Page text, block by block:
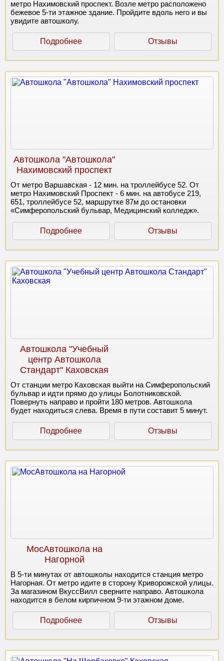
метро Нахимовский проспект. Возле метро расположено
бежевое 5-ти этажное здание. Пройдите вдоль него и вы
увидите автошколу.
Подробнее Отзывы
Автошкола "Автошкола"
Нахимовский проспект
От метро Варшавская - 12 мин. на троллейбусе 52. От
метро Нахимовский Проспект - 6 мин. на автобусе 219,
651, троллейбусе 52, маршрутке 87м до остановки
«Симферопольский бульвар, Медицинский колледж».
Подробнее Отзывы
Автошкола "Учебный
центр Автошкола
Стандарт" Каховская
От станции метро Каховская выйти на Симферопольский
бульвар и идти прямо до улицы Болотниковской.
Повернуть направо и пройти 180 метров. Автошкола
будет находиться слева. Время в пути составит 5 минут.
Подробнее Отзывы
МосАвтошкола на
Нагорной
В 5-ти минутах от автошколы находится станция метро
Нагорная. От метро идите в сторону Криворожской улицы.
За магазином ВкуссВилл сверните направо. Автошкола
находится в белом кирпичном 9-ти этажном доме.
Подробнее Отзывы